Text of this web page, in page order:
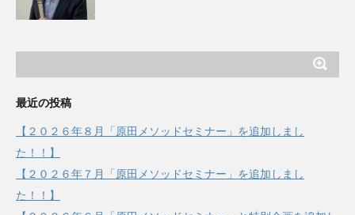
最近の投稿
【２０２６年８月「原田メソッドセミナー」を追加しまし
た！！】
【２０２６年７月「原田メソッドセミナー」を追加しまし
た！！】